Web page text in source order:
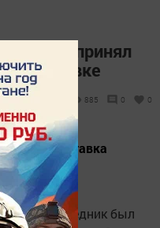
принял
выставке
885 0 0
выставка
заповедник был